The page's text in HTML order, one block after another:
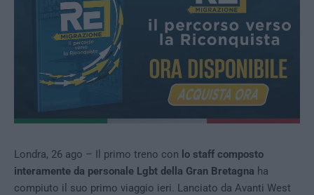
Londra, 26 ago – Il primo treno con lo staff composto
interamente da personale Lgbt della Gran Bretagna ha
compiuto il suo primo viaggio ieri. Lanciato da Avanti West